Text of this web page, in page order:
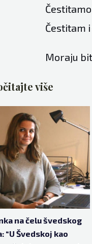
Čestitam
Moraju
više
na čelu švedskog
“U Švedskoj kao